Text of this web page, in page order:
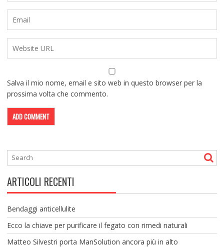
Salva il mio nome, email e sito web in questo browser per la
prossima volta che commento.
ARTICOLI RECENTI
Bendaggi anticellulite
Ecco la chiave per purificare il fegato con rimedi naturali
Matteo Silvestri porta ManSolution ancora più in alto